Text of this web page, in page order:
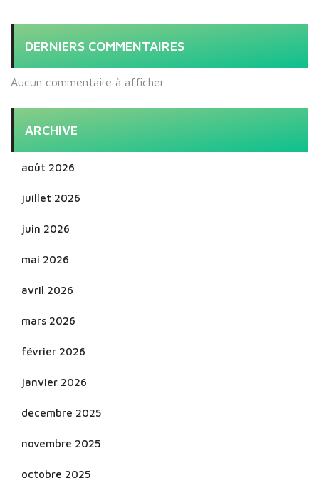
DERNIERS COMMENTAIRES
Aucun commentaire à afficher.
ARCHIVE
août 2026
juillet 2026
juin 2026
mai 2026
avril 2026
mars 2026
février 2026
janvier 2026
décembre 2025
novembre 2025
octobre 2025